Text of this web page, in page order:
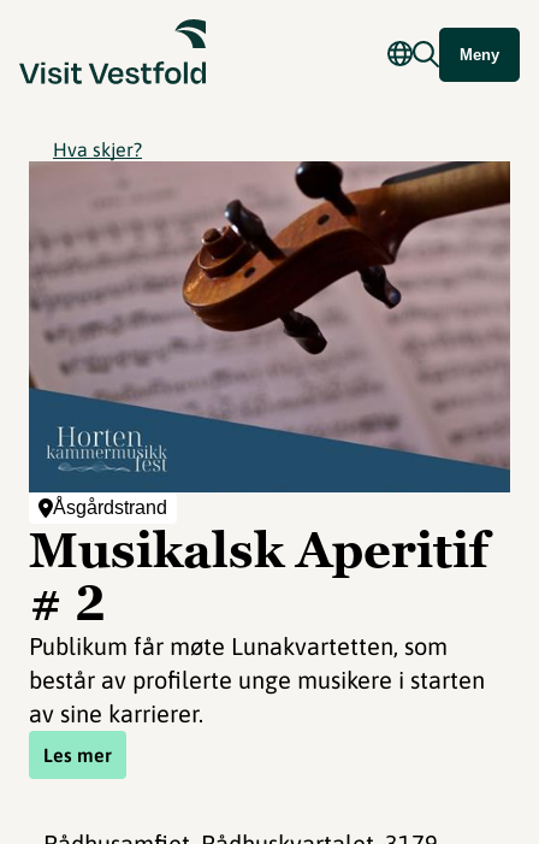
Meny
Hva skjer?
Åsgårdstrand
Musikalsk Aperitif
# 2
Publikum får møte Lunakvartetten, som
består av profilerte unge musikere i starten
av sine karrierer. ​
Les mer